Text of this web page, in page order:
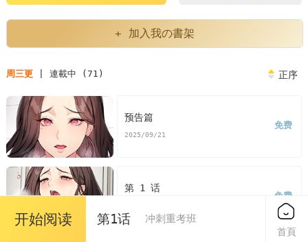
+ 加入我の書架
周三更| 連載中 (71) 正序
预告篇
2025/09/21
免费
第 1 话
免费
开始阅读 第1话 冲刺重考班
首頁